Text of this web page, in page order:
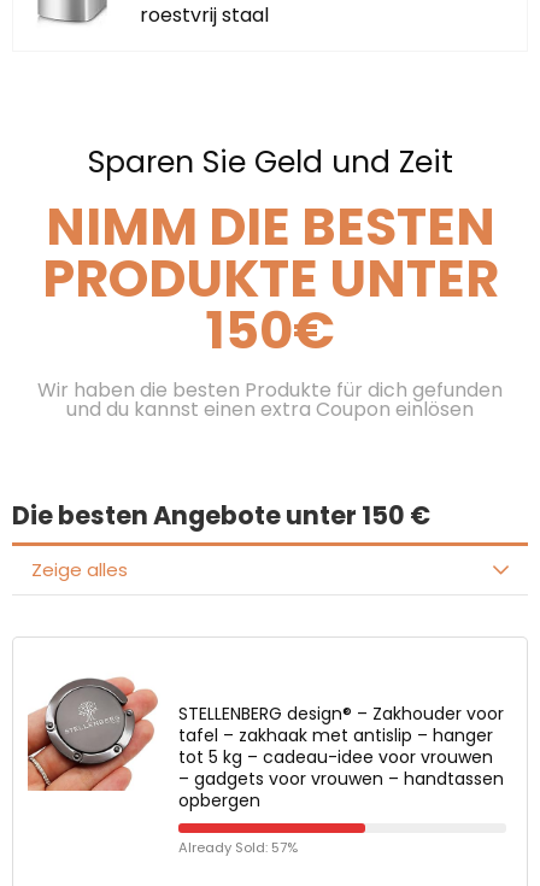
roestvrij staal
Sparen Sie Geld und Zeit
NIMM DIE BESTEN
PRODUKTE UNTER
150€
Wir haben die besten Produkte für dich gefunden
und du kannst einen extra Coupon einlösen
Die besten Angebote unter 150 €
Zeige alles
STELLENBERG design® – Zakhouder voor
tafel – zakhaak met antislip – hanger
tot 5 kg – cadeau-idee voor vrouwen
– gadgets voor vrouwen – handtassen
opbergen
Already Sold: 57%